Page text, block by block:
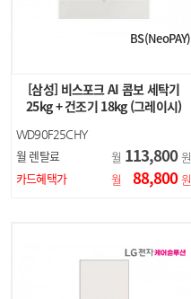
BS(NeoPAY)
[삼성] 비스포크 AI 콤보 세탁기
25kg + 건조기 18kg (그레이시)
WD90F25CHY
월 렌탈료 월 113,800 원
카드혜택가
월 88,800 원